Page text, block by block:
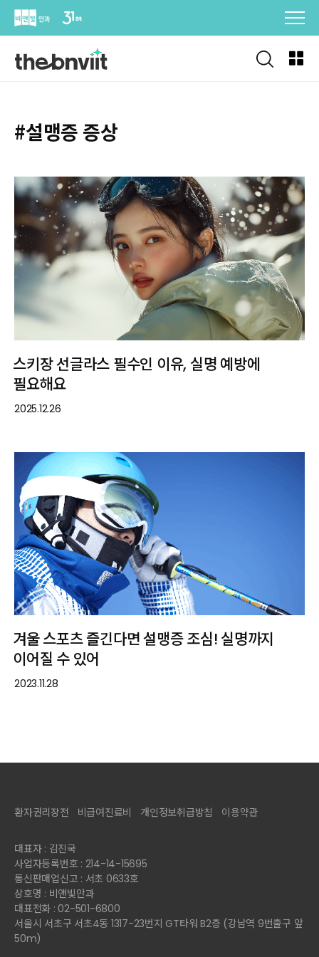
Skip
#설맹증 증상
스키장 선글라스 필수인 이유, 실명 예방에
필요해요
2025.12.26
겨울 스포츠 즐긴다면 설맹증 조심! 실명까지
이어질 수 있어
2023.11.28
환자권리장전 비급여진료비 개인정보취급방침 이용약관
대표자 : 김진국
사업자등록번호 : 214-14-15695
통신판매업신고 : 서초 0633호
상호명 : 비앤빛안과
대표전화 : 02-501-6800
서울시 서초구 서초4동 1317-23번지 GT타워 B2층 (강남역 9번출구 앞
50m)